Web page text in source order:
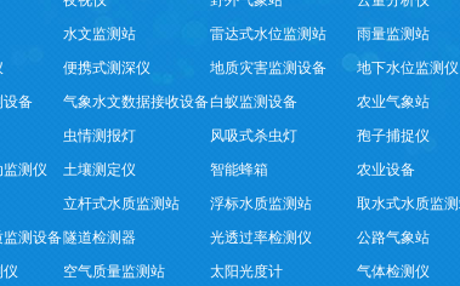
水文监测站 雷达式水位监测站 雨量监测站
便携式测深仪 地质灾害监测设备 地下水位监测仪
设备 气象水文数据接收设备白蚁监测设备 农业气象站
虫情测报灯 风吸式杀虫灯 孢子捕捉仪
测仪 土壤测定仪 智能蜂箱 农业设备
立杆式水质监测站 浮标水质监测站 取水式水质监
监测设备隧道检测器 光透过率检测仪 公路气象站
仪 空气质量监测站 太阳光度计 气体检测仪